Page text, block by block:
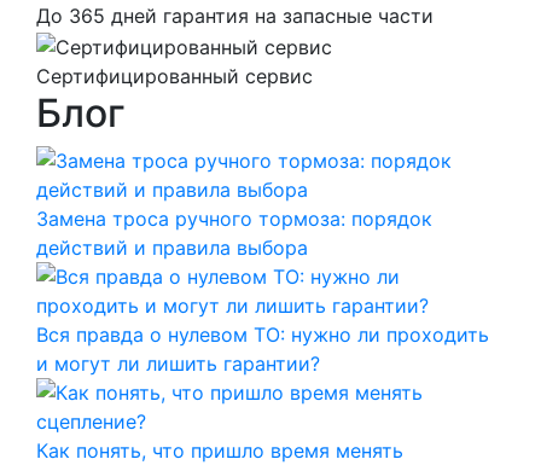
До 365 дней гарантия на запасные части
Сертифицированный сервис
Блог
Замена троса ручного тормоза: порядок
действий и правила выбора
Вся правда о нулевом ТО: нужно ли проходить
и могут ли лишить гарантии?
Как понять, что пришло время менять